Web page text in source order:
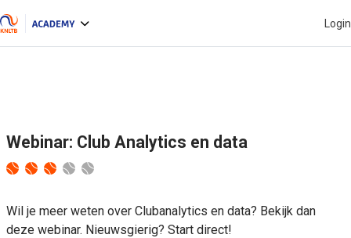
Zijpaneel
Login
Webinar: Club Analytics en data
Wil je meer weten over Clubanalytics en data? Bekijk dan
deze webinar. Nieuwsgierig? Start direct!